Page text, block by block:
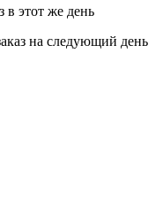
в этот же день
на следующий день